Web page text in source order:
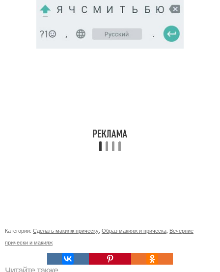
Категории: Сделать макияж прическу Образ макияж и прическа Вечерние
прически и макияж